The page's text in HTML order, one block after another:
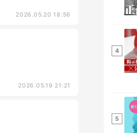
2026.05.20 18:56
2026.05.19 21:21
4
5